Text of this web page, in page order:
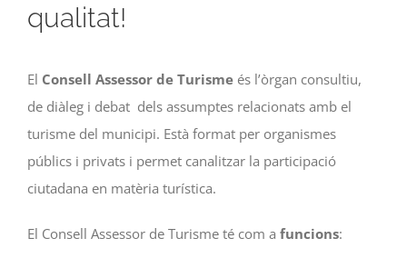
qualitat!
El Consell Assessor de Turisme és l’òrgan consultiu,
de diàleg i debat dels assumptes relacionats amb el
turisme del municipi. Està format per organismes
públics i privats i permet canalitzar la participació
ciutadana en matèria turística.
El Consell Assessor de Turisme té com a funcions: